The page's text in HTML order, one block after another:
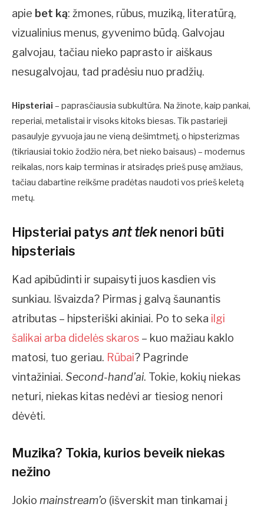
apie bet ką: žmones, rūbus, muziką, literatūrą,
vizualinius menus, gyvenimo būdą. Galvojau
galvojau, tačiau nieko paprasto ir aiškaus
nesugalvojau, tad pradėsiu nuo pradžių.
Hipsteriai – paprasčiausia subkultūra. Na žinote, kaip pankai,
reperiai, metalistai ir visoks kitoks biesas. Tik pastarieji
pasaulyje gyvuoja jau ne vieną dešimtmetį, o hipsterizmas
(tikriausiai tokio žodžio nėra, bet nieko baisaus) – modernus
reikalas, nors kaip terminas ir atsiradęs prieš pusę amžiaus,
tačiau dabartine reikšme pradėtas naudoti vos prieš keletą
metų.
Hipsteriai patys ant tieknenori būti
hipsteriais
Kad apibūdinti ir supaisyti juos kasdien vis
sunkiau. Išvaizda? Pirmas į galvą šaunantis
atributas – hipsteriški akiniai. Po to seka ilgi
šalikai arba didelės skaros – kuo mažiau kaklo
matosi, tuo geriau. Rūbai? Pagrinde
vintažiniai. Second-hand’ai. Tokie, kokių niekas
neturi, niekas kitas nedėvi ar tiesiog nenori
dėvėti.
Muzika? Tokia, kurios beveik niekas
nežino
Jokio mainstream’o (išverskit man tinkamai į